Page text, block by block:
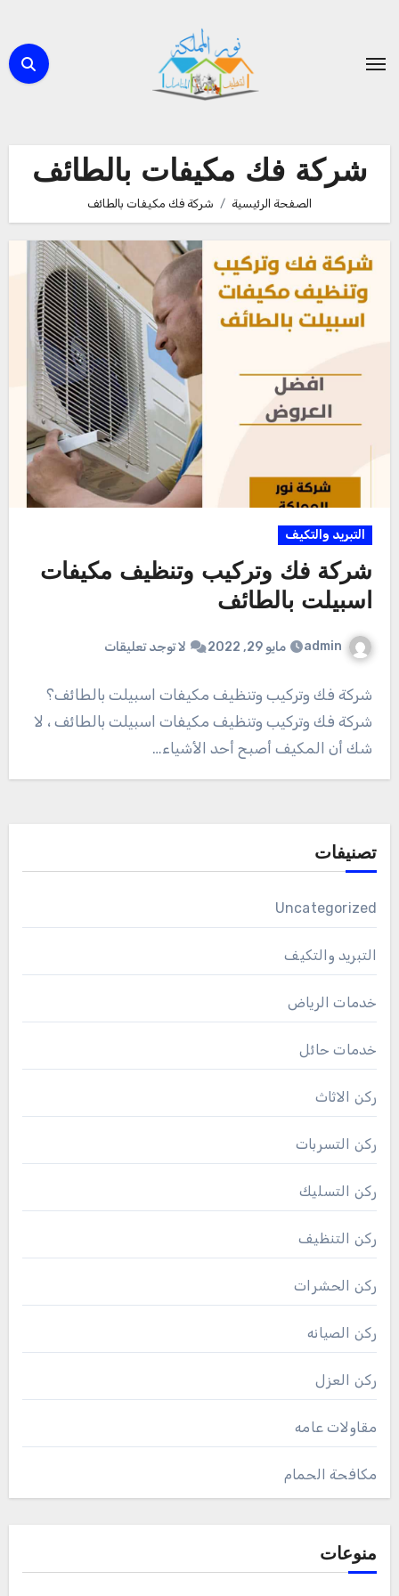
المحتوى
شركة فك مكيفات بالطائف
الصفحة الرئيسية شركة فك مكيفات بالطائف
التبريد والتكيف
شركة فك وتركيب وتنظيف مكيفات
اسبيلت بالطائف
admin مايو 29, 2022 لا توجد تعليقات
شركة فك وتركيب وتنظيف مكيفات اسبيلت بالطائف؟
شركة فك وتركيب وتنظيف مكيفات اسبيلت بالطائف ، لا
شك أن المكيف أصبح أحد الأشياء…
تصنيفات
Uncategorized
التبريد والتكيف
خدمات الرياض
خدمات حائل
ركن الاثاث
ركن التسربات
ركن التسليك
ركن التنظيف
ركن الحشرات
ركن الصيانه
ركن العزل
مقاولات عامه
مكافحة الحمام
منوعات